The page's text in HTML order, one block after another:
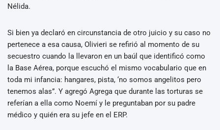
Nélida.
Si bien ya declaró en circunstancia de otro juicio y su caso no
pertenece a esa causa, Olivieri se refirió al momento de su
secuestro cuando la llevaron en un baúl que identificó como
la Base Aérea, porque escuchó el mismo vocabulario que en
toda mi infancia: hangares, pista, ‘no somos angelitos pero
tenemos alas”. Y agregó Agrega que durante las torturas se
referían a ella como Noemí y le preguntaban por su padre
médico y quién era su jefe en el ERP.